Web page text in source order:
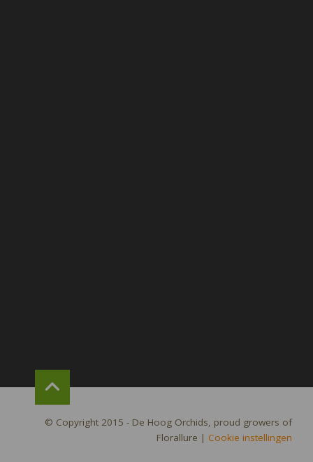
© Copyright 2015 - De Hoog Orchids, proud growers of
Florallure | Cookie instellingen